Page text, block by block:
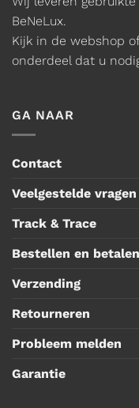
BeNeLux.
Kijk in de webshop
onderdeel dat u
GA NAAR
Contact
Veelgestelde vragen
Track & Trace
Bestellen en betalen
Verzending
Retourneren
Probleem melden
Garantie